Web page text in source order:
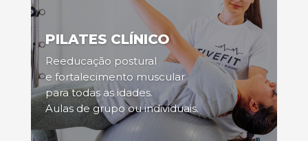
PILATES CLÍNICO
Reeducação postural
e fortalecimento muscular
para todas as idades.
Aulas de grupo ou individuais.